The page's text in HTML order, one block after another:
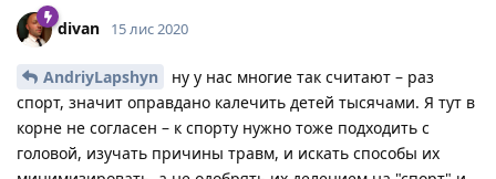
divan 15 лис 2020
AndriyLapshyn
ну у нас многие так считают – раз
спорт, значит оправдано калечить детей тысячами. Я тут в
корне не согласен – к спорту нужно тоже подходить с
головой, изучать причины травм, и искать способы их